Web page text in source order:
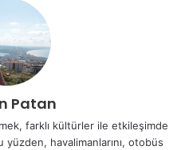
Patan
farklı kültürler ile etkileşimde
havalimanlarını, otobüs